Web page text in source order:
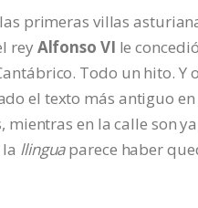
primeras villas
rey Alfonso VI le
Todo un hito. Y
el texto más antiguo
mientras en la calle son
llinguaparece haber